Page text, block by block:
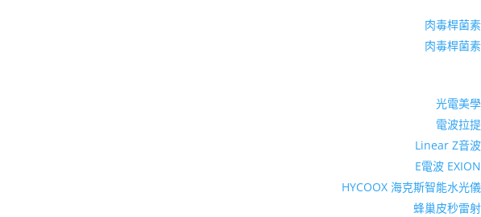
肉毒桿菌素
肉毒桿菌素
光電美學
電波拉提
Linear Z音波
E電波 EXION
HYCOOX 海克斯智能水光儀
蜂巢皮秒雷射